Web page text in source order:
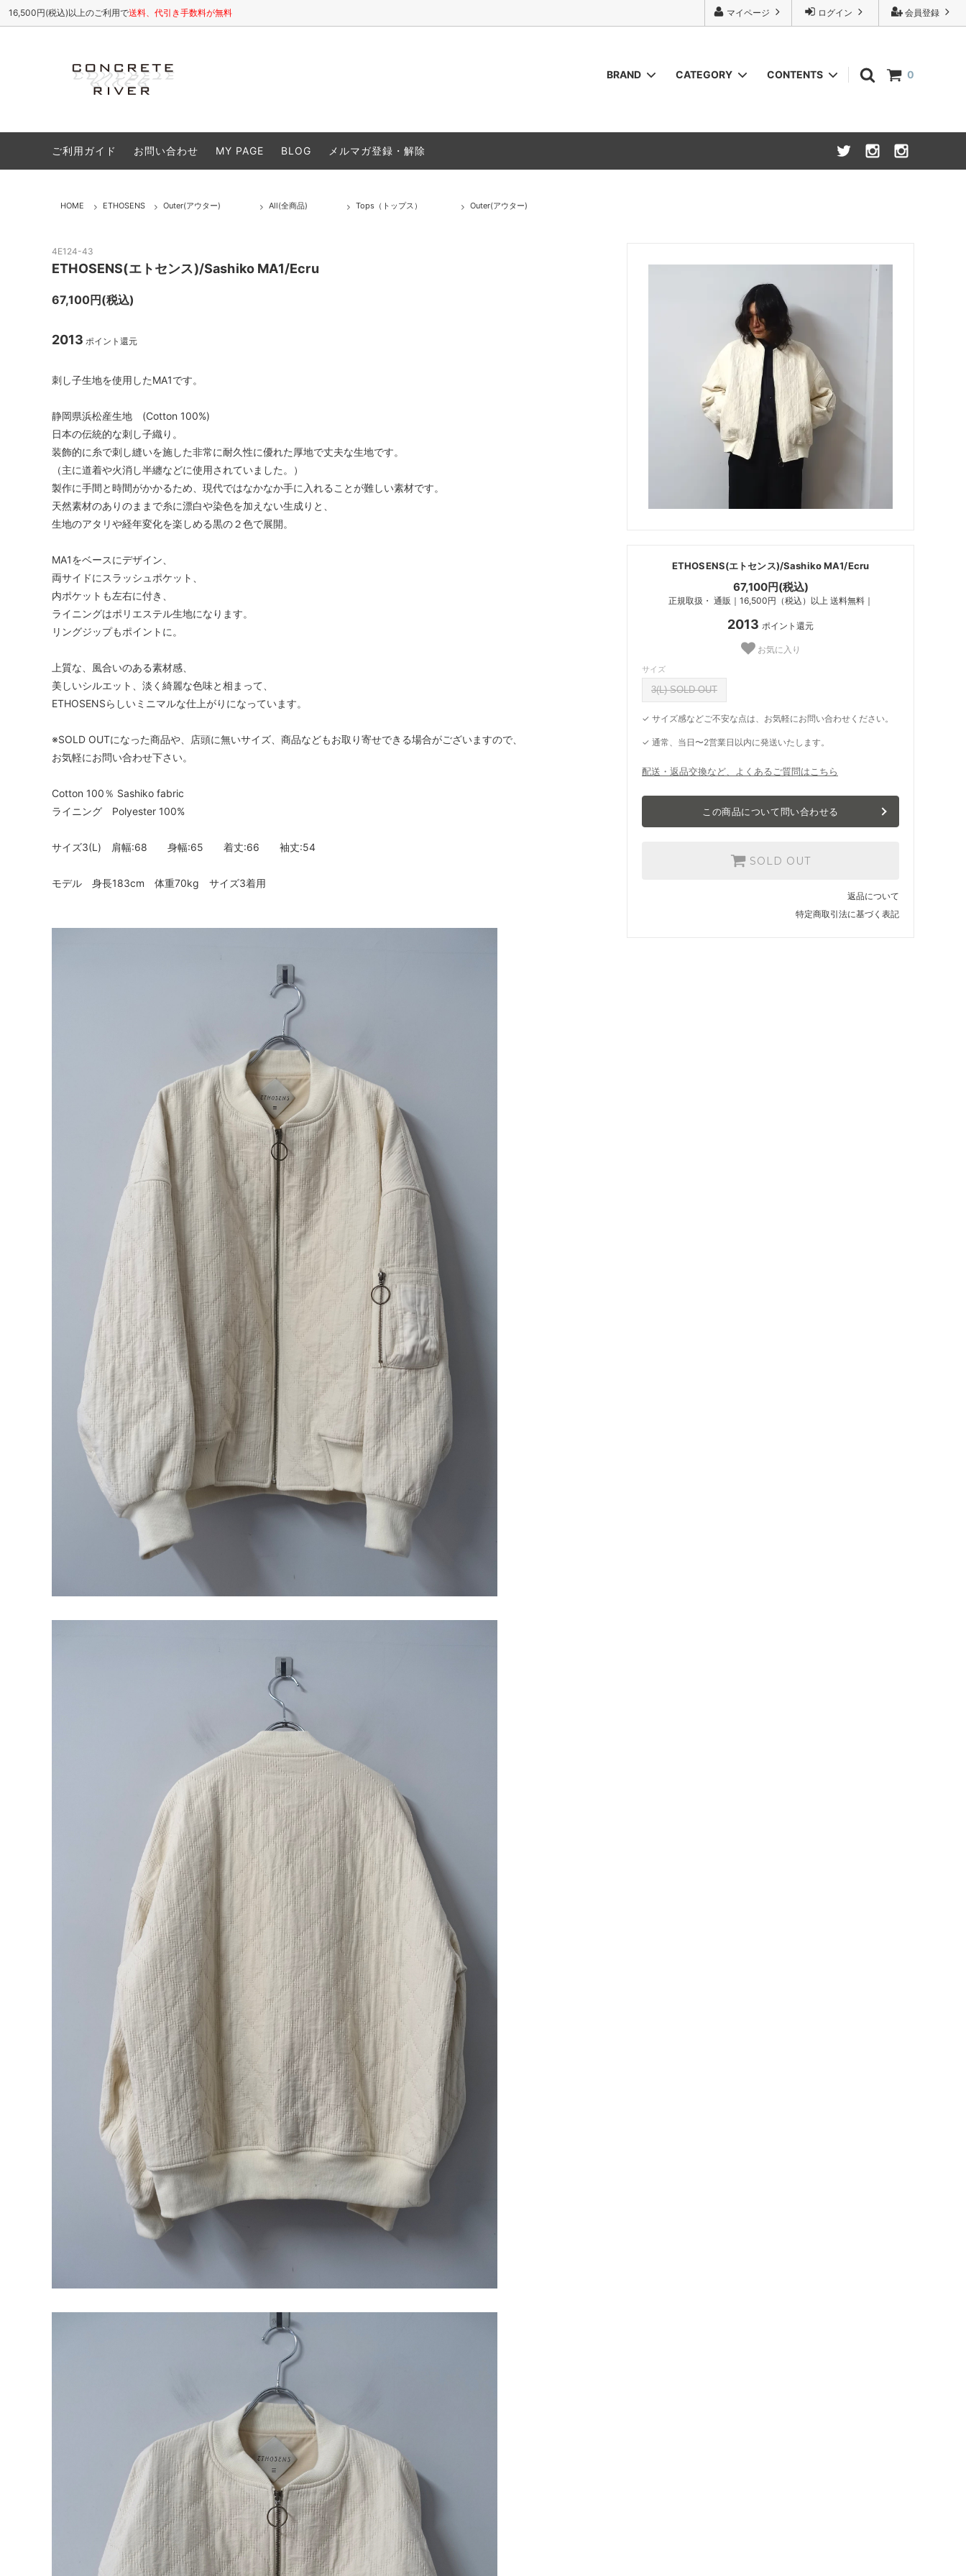
会員登録
ログイン
マイページ
16,500円(税込)以上のご利用で送料、代引き手数料が無料
0
BRAND
cheeba cheeba records VIVIFY
CATEGORY
Cutsew(カットソー) Shirts(シャツ) Bottoms(ボトム,パンツ類)
Accessory(アクセサリー) Goods(グッズ) Socks(ソックス,靴下)
26A/W
CONTENTS
ご利用ガイド お問い合わせ MY PAGE BLOG メルマガ登録・解除
HOME ETHOSENS Outer(アウター) All(全商品) Tops（トップス） Outer(アウター)
ETHOSENS(エトセンス)/Sashiko MA1/Ecru
67,100円(税込)
正規取扱・ 通販｜16,500円（税込）以上 送料無料｜
2013 ポイント還元
お気に入り
サイズ
3(L) SOLD OUT
✓ サイズ感などご不安な点は、お気軽にお問い合わせください。
✓ 通常、当日〜2営業日以内に発送いたします。
配送・返品交換など、よくあるご質問はこちら
この商品について問い合わせる
SOLD OUT
返品について
特定商取引法に基づく表記
4E124-43
ETHOSENS(エトセンス)/Sashiko MA1/Ecru
67,100円(税込)
2013 ポイント還元
刺し子生地を使用したMA1です。
静岡県浜松産生地 (Cotton 100%)
日本の伝統的な刺し子織り。
装飾的に糸で刺し縫いを施した非常に耐久性に優れた厚地で丈夫な生地です。
（主に道着や火消し半纏などに使用されていました。）
製作に手間と時間がかかるため、現代ではなかなか手に入れることが難しい素材です。
天然素材のありのままで糸に漂白や染色を加えない生成りと、
生地のアタリや経年変化を楽しめる黒の２色で展開。
MA1をベースにデザイン、
両サイドにスラッシュポケット、
内ポケットも左右に付き、
ライニングはポリエステル生地になります。
リングジップもポイントに。
上質な、風合いのある素材感、
美しいシルエット、淡く綺麗な色味と相まって、
ETHOSENSらしいミニマルな仕上がりになっています。
※SOLD OUTになった商品や、店頭に無いサイズ、商品などもお取り寄せできる場合がございますので、
お気軽にお問い合わせ下さい。
Cotton 100％ Sashiko fabric
ライニング Polyester 100%
サイズ3(L) 肩幅:68 身幅:65 着丈:66 袖丈:54
モデル 身長183cm 体重70kg サイズ3着用